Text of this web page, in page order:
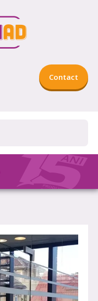
Contact